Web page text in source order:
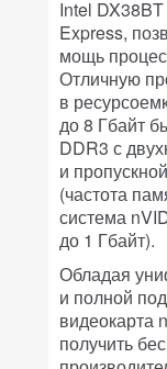
Intel
Express,
мощь
Отличную
в
до 8 Гбайт
DDR3 с
и
(частота
система
до 1 Гбайт).
Обладая
и полной
видеокарта
получить